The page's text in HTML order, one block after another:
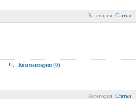
Категория: Статьи
Комментарии (0)
Категория: Статьи